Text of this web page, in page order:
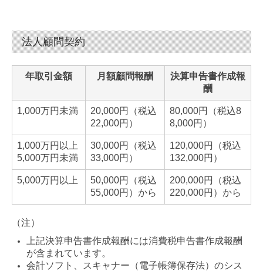
法人顧問契約
年取引金額 月額顧問報酬
決算申告書作成報
酬
1,000万円未満
20,000円（税込
22,000円）
80,000円（税込8
8,000円）
1,000万円以上
5,000万円未満
30,000円（税込
33,000円）
120,000円（税込
132,000円）
5,000万円以上
50,000円（税込
55,000円）から
200,000円（税込
220,000円）から
（注）
上記決算申告書作成報酬には消費税申告書作成報酬
が含まれています。
会計ソフト、スキャナー（電子帳簿保存法）のシス